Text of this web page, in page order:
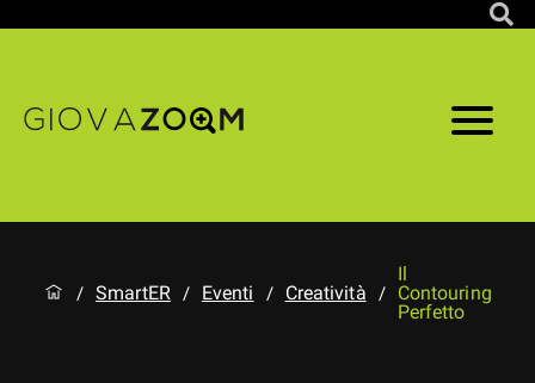
/ SmartER / Eventi / Creatività /
Il
Contouring
Perfetto